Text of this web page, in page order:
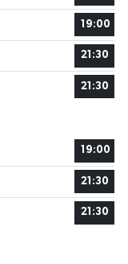
19:00
21:30
21:30
19:00
21:30
21:30